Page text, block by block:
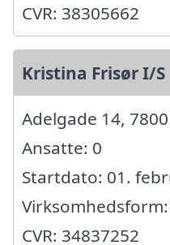
CVR: 38305662
Kristina Frisør I/S
Adelgade 14,
Ansatte: 0
Startdato: 01.
CVR: 34837252